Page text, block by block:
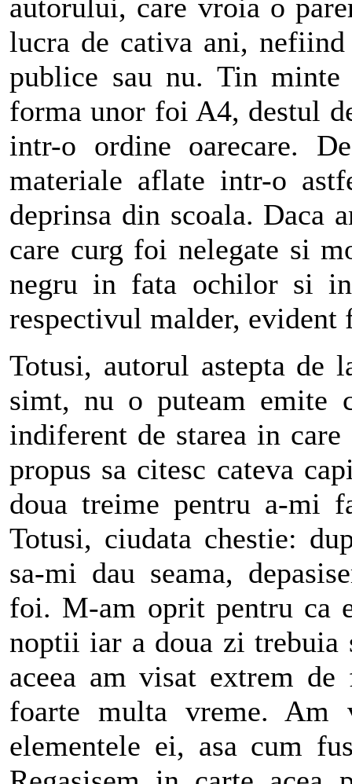
autorului, care vroia o
lucra de cativa ani,
publice sau nu. Tin
forma unor foi A4, destul
intr-o ordine oarecare.
materiale aflate intr-o
deprinsa din scoala. Daca
care curg foi nelegate si
negru in fata ochilor si
respectivul malder, evident
Totusi, autorul astepta de
simt, nu o puteam emite
indiferent de starea in
propus sa citesc cateva
doua treime pentru a-mi
Totusi, ciudata chestie:
sa-mi dau seama,
foi. M-am oprit pentru ca
noptii iar a doua zi trebuia
aceea am visat extrem
foarte multa vreme. Am
elementele ei, asa cum